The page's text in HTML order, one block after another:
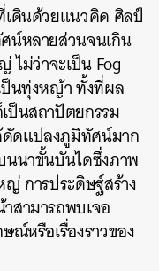
เดินด้วยแนวคิด ศิลป์
น์หลายส่วนจนเกิน
ไม่ว่าจะเป็น Fog
นทุ่งหญ้า ทั้งที่ผล
ป็นสถาปัตยกรรม
ดแปลงภูมิทัศน์มาก
นนาขั้นบันไดซึ่งภาพ
การประดิษฐ์สร้าง
สามารถพบเจอ
ณ์หรือเรื่องราวของ